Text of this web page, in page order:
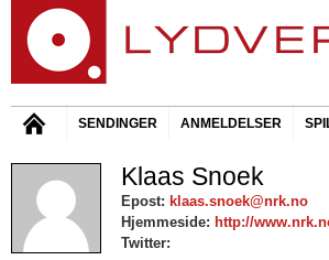
SENDINGER ANMELDELSER
Klaas Snoek
Epost: klaas.snoek@nrk.no
Hjemmeside: http://
Twitter: